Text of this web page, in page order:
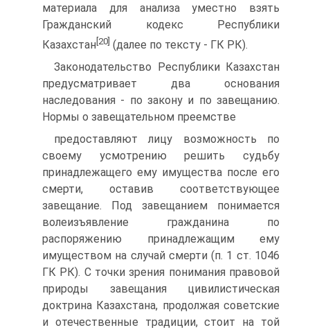
материала для анализа уместно взять
Гражданский кодекс Республики
Казахстан [20] (далее по тексту - ГК РК).
Законодательство Республики Казахстан
предусматривает два основания
наследования - по закону и по завещанию.
Нормы о завещательном преемстве
предоставляют лицу возможность по
своему усмотрению решить судьбу
принадлежащего ему имущества после его
смерти, оставив соответствующее
завещание. Под завещанием понимается
волеизъявление гражданина по
распоряжению принадлежащим ему
имуществом на случай смерти (п. 1 ст. 1046
ГК РК). С точки зрения понимания правовой
природы завещания цивилистическая
доктрина Казахстана, продолжая советские
и отечественные традиции, стоит на той